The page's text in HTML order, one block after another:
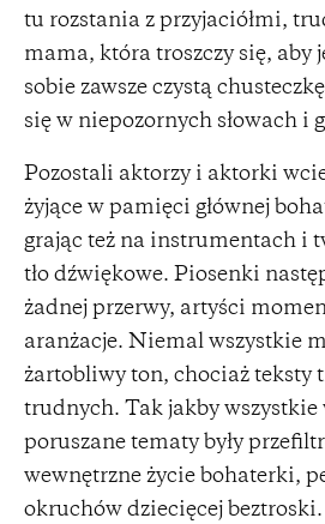
tu rozstania z przyjaciółmi,
mama, która troszczy się, aby
sobie zawsze czystą
się w niepozornych słowach i
Pozostali aktorzy i aktorki
żyjące w pamięci głównej
grając też na instrumentach i
tło dźwiękowe. Piosenki
żadnej przerwy, artyści
aranżacje. Niemal wszystkie
żartobliwy ton, chociaż teksty
trudnych. Tak jakby wszystkie
poruszane tematy były
wewnętrzne życie bohaterki,
okruchów dziecięcej beztroski.